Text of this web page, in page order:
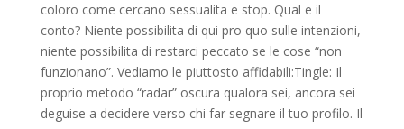
coloro come cercano sessualita e stop. Qual e il
conto? Niente possibilita di qui pro quo sulle intenzioni,
niente possibilita di restarci peccato se le cose “non
funzionano”. Vediamo le piuttosto affidabili:Tingle: Il
proprio metodo “radar” oscura qualora sei, ancora sei
deguise a decidere verso chi far segnare il tuo profilo. Il